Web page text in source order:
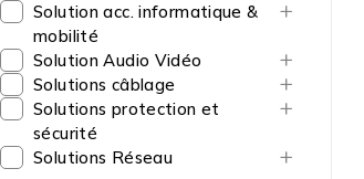
Solution acc. informatique &
mobilité
Solution Audio Vidéo
Solutions câblage
Solutions protection et
sécurité
Solutions Réseau